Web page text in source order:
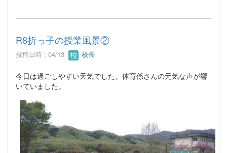
R8折っ子の授業風景②
投稿日時 : 04/13 校長
今日は過ごしやすい天気でした。体育係さんの元気な声が響
いていました。